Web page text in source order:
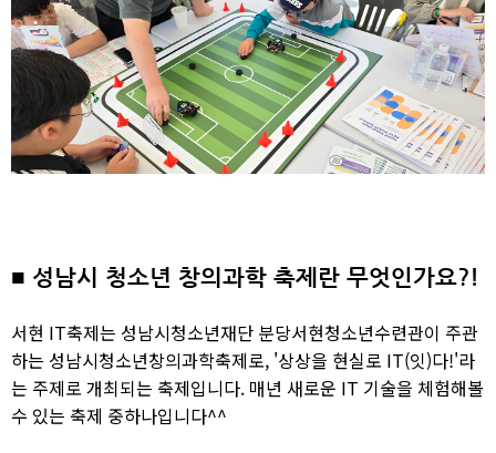
■ 성남시 청소년 창의과학 축제란 무엇인가요?!
서현 IT축제는 성남시청소년재단 분당서현청소년수련관이 주관
하는 성남시청소년창의과학축제로, '상상을 현실로 IT(잇)다!'라
는 주제로 개최되는 축제입니다. 매년 새로운 IT 기술을 체험해볼
수 있는 축제 중하나입니다^^